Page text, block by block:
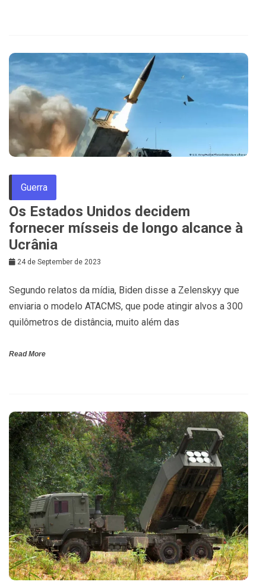
Guerra
Os Estados Unidos decidem
fornecer mísseis de longo alcance à
Ucrânia
24 de September de 2023
Segundo relatos da mídia, Biden disse a Zelenskyy que
enviaria o modelo ATACMS, que pode atingir alvos a 300
quilômetros de distância, muito além das
Read More